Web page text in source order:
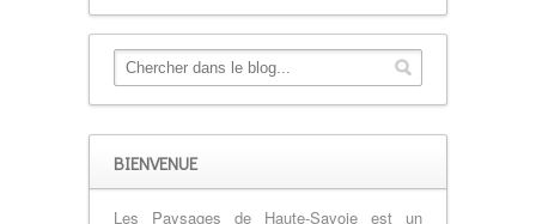
BIENVENUE
Les Paysages de Haute-Savoie est un